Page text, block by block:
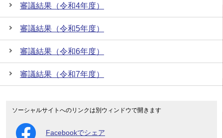
審議結果（令和4年度）
審議結果（令和5年度）
審議結果（令和6年度）
審議結果（令和7年度）
ソーシャルサイトへのリンクは別ウィンドウで開きます
Facebookでシェア